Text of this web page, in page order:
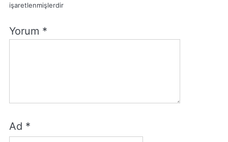
işaretlenmişlerdir
Yorum *
Ad *